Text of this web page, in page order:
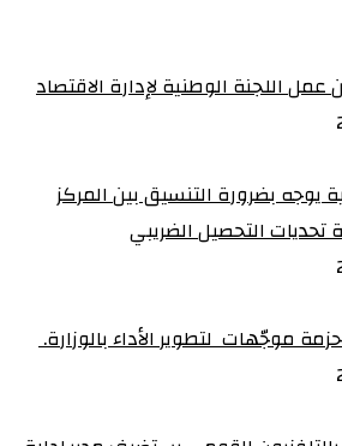
عمل اللجنة الوطنية لإدارة الاقتصاد
يوجه بضرورة التنسيق بين المركز
تحديات التحصيل الضريبي‏
موجّهات لتطوير الأداء بالوزارة.